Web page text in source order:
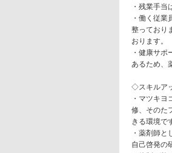
・残業手当
・働く従
整っており
おります。
・健康サ
あるため、
◇スキルア
・マツキ
修、そのた
きる環境で
・薬剤師と
自己啓発の